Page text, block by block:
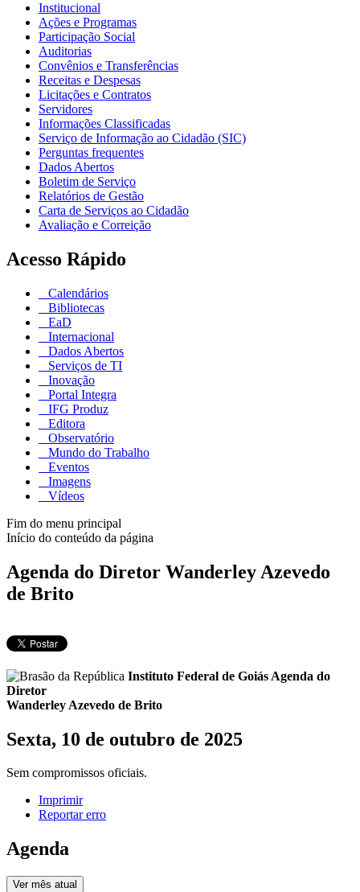
Institucional
Ações e Programas
Participação Social
Auditorias
Convênios e Transferências
Receitas e Despesas
Licitações e Contratos
Servidores
Informações Classificadas
Serviço de Informação ao Cidadão (SIC)
Perguntas frequentes
Dados Abertos
Boletim de Serviço
Relatórios de Gestão
Carta de Serviços ao Cidadão
Avaliação e Correição
Acesso Rápido
Calendários
Bibliotecas
EaD
Internacional
Dados Abertos
Serviços de TI
Inovação
Portal Integra
IFG Produz
Editora
Observatório
Mundo do Trabalho
Eventos
Imagens
Vídeos
Fim do menu principal
Início do conteúdo da página
Agenda do Diretor Wanderley Azevedo
de Brito
Instituto Federal de Goiás Agenda do
Diretor
Wanderley Azevedo de Brito
Sexta, 10 de outubro de 2025
Sem compromissos oficiais.
Imprimir
Reportar erro
Agenda
Ver mês atual